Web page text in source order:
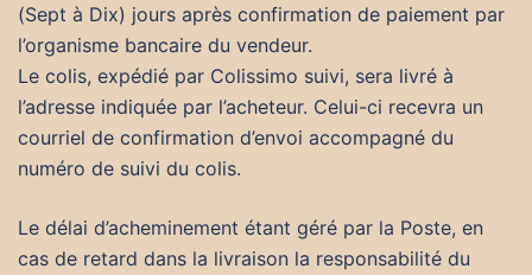
(Sept à Dix) jours après confirmation de paiement par
l’organisme bancaire du vendeur.
Le colis, expédié par Colissimo suivi, sera livré à
l’adresse indiquée par l’acheteur. Celui-ci recevra un
courriel de confirmation d’envoi accompagné du
numéro de suivi du colis.
Le délai d’acheminement étant géré par la Poste, en
cas de retard dans la livraison la responsabilité du